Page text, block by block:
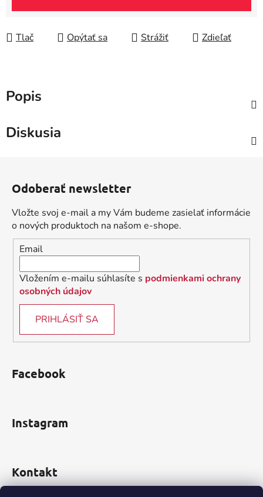
Tlač Opýtať sa Strážiť Zdieľať
Popis
Diskusia
Odoberať newsletter
Vložte svoj e-mail a my Vám budeme zasielať informácie
o nových produktoch na našom e-shope.
Email
Vložením e-mailu súhlasíte s podmienkami ochrany
osobných údajov
PRIHLÁSIŤ SA
Facebook
Instagram
Kontakt